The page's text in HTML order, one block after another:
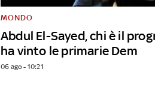
Abdul El-Sayed, chi è il
ha vinto le primarie Dem
MONDO
06 ago - 10:21